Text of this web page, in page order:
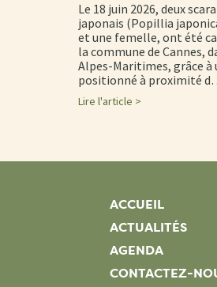
Le 18 juin 2026, deux
japonais (Popillia
et une femelle, ont été
la commune de Cannes,
Alpes-Maritimes, grâce à
positionné à proximité
Lire l'article >
ACCUEIL
ACTUALITÉS
AGENDA
CONTACTEZ-